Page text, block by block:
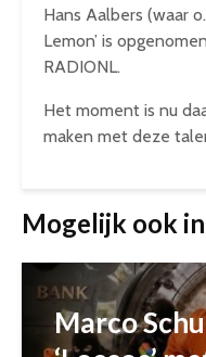
Hans Aalbers (waar
Lemon’ is
RADIONL.
Het moment is nu
maken met deze
Mogelijk ook
Marco